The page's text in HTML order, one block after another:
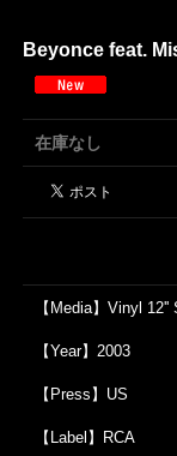
Beyonce feat.
在庫なし
【Media】Vinyl
【Year】2003
【Press】US
【Label】RCA